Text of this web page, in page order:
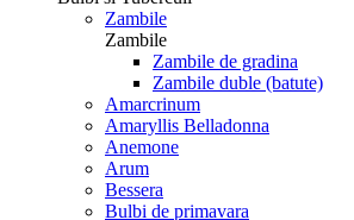
Zambile
Zambile
Zambile de gradina
Zambile duble (batute)
Amarcrinum
Amaryllis Belladonna
Anemone
Arum
Bessera
Bulbi de primavara